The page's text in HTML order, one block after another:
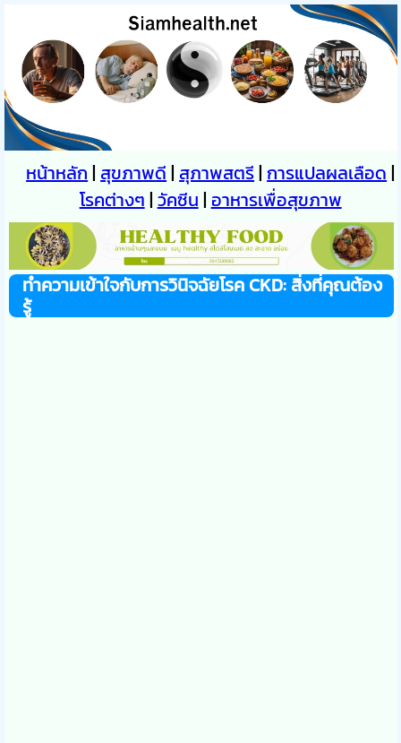
หน้าหลัก | สุขภาพดี | สุภาพสตรี|การแปลผลเลือด |
โรคต่างๆ | วัคซีน | อาหารเพื่อสุขภาพ
ทำความเข้าใจกับการวินิจฉัยโรค CKD: สิ่งที่คุณต้อง
รู้